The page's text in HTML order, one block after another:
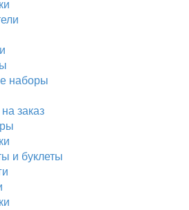
наборы
заказ
и буклеты